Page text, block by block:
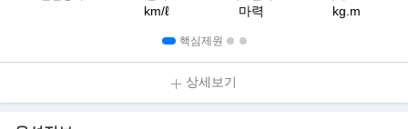
km/ℓ 마력 kg.m
핵심제원
상세보기